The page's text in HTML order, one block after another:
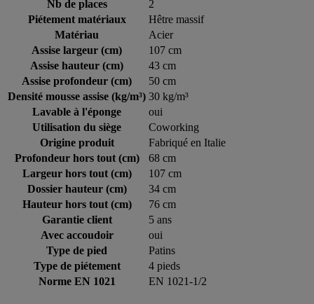
Nb de places
2
Piétement matériaux
Hêtre massif
Matériau
Acier
Assise largeur (cm)
107 cm
Assise hauteur (cm)
43 cm
Assise profondeur (cm)
50 cm
Densité mousse assise (kg/m³)
30 kg/m³
Lavable à l'éponge
oui
Utilisation du siège
Coworking
Origine produit
Fabriqué en Italie
Profondeur hors tout (cm)
68 cm
Largeur hors tout (cm)
107 cm
Dossier hauteur (cm)
34 cm
Hauteur hors tout (cm)
76 cm
Garantie client
5 ans
Avec accoudoir
oui
Type de pied
Patins
Type de piétement
4 pieds